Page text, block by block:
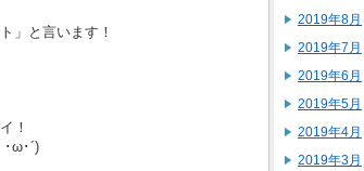
」と言います！
！
･ω･´)
2019年8月
2019年7月
2019年6月
2019年5月
2019年4月
2019年3月